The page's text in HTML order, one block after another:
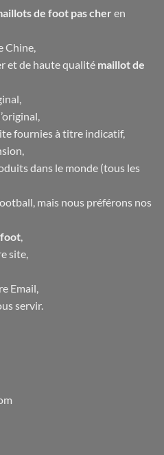
de foot pas cher en
Chine,
et de haute qualité maillot de
fournies à titre indicatif,
dans le monde (tous les
mais nous préférons nos
site,
Email,
servir.